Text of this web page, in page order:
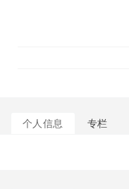
个人信息 专栏